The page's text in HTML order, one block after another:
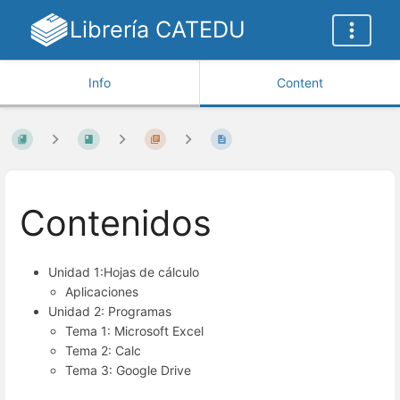
Librería CATEDU
Info Content
Contenidos
Unidad 1:Hojas de cálculo
Aplicaciones
Unidad 2: Programas
Tema 1: Microsoft Excel
Tema 2: Calc
Tema 3: Google Drive